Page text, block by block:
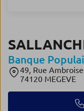
Banque
49, Rue
74120 MEGEVE